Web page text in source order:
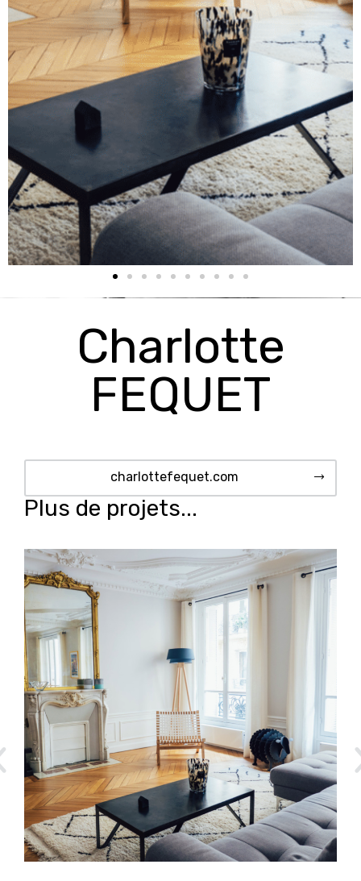
Charlotte
FEQUET
charlottefequet.com
Plus de projets...